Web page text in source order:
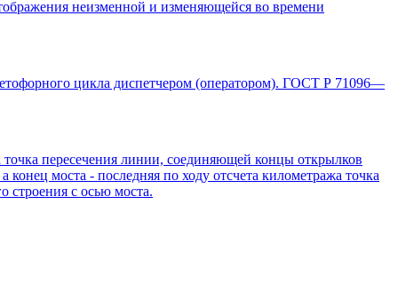
неизменной и изменяющейся во времени
цикла диспетчером (оператором). ГОСТ Р 71096—
пересечения линии, соединяющей концы открылков
моста - последняя по ходу отсчета километража точка
строения с осью моста.